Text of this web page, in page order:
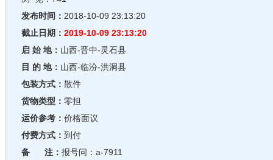
发布时间： 2018-10-09 23:13:20
截止日期： 2019-10-09 23:13:20
启 始 地： 山西-晋中-灵石县
目 的 地： 山西-临汾-洪洞县
包装方式： 散件
货物类型： 零担
运价参考： 价格面议
付费方式： 到付
备 注： 报号问：a-7911